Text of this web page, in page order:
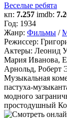
Веселые ребята
кп: 7.257 imdb:
Год: 1934
Жанр: Фильмы /
Режиссер:
Актеры: Леонид
Мария Иванова,
Арнольд, Роберт
Музыкальная
пастуха-
модного
простодушный